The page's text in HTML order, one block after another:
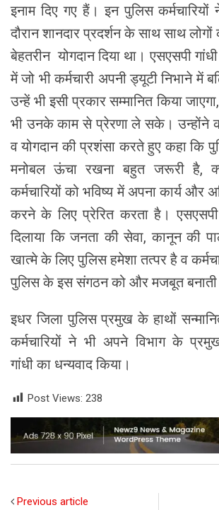
इनाम दिए गए हैं। इन पुलिस
दौरान शानदार प्रदर्शन के साथ साथ लोगों
बेहतरीन योगदान दिया था। एसएसपी
में जो भी कर्मचारी अपनी ड्यूटी निभाने में
उन्हें भी इसी प्रकार सम्मानित किया
भी उनके काम से प्रेरणा ले सके। उन्होंने
व योगदान की प्रशंसा करते हुए कहा कि
मनोबल ऊंचा रखना बहुत जरूरी है,
कर्मचारियों को भविष्य में अपना कार्य और
करने के लिए प्रेरित करता है। एसएसपी
दिलाया कि जनता की सेवा, कानून की
खात्मे के लिए पुलिस हमेशा तत्पर है व
पुलिस के इस संगठन को और मजबूत बनाती
इधर जिला पुलिस प्रमुख के हाथों
कर्मचारियों ने भी अपने विभाग के
गांधी का धन्यवाद किया।
Post Views: 238
Previous article